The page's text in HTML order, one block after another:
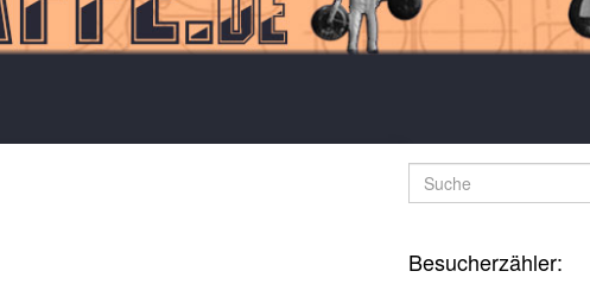
Suche
Besucherzähler: